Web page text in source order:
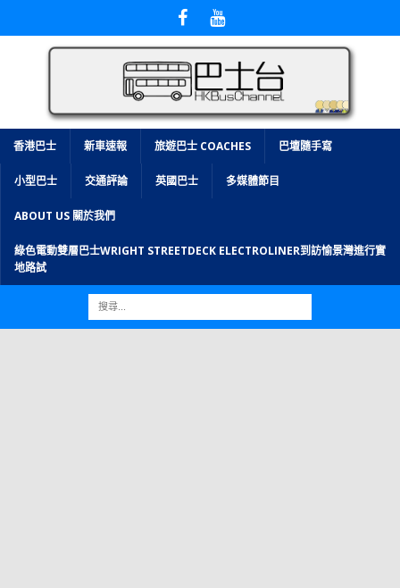
香港巴士 新車速報 旅遊巴士 COACHES 巴壇隨手寫
小型巴士 交通評論 英國巴士 多媒體節目
ABOUT US 關於我們
綠色電動雙層巴士WRIGHT STREETDECK ELECTROLINER到訪愉景灣進行實
地路試